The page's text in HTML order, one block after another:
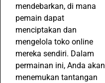
mendebarkan, di mana
pemain dapat
menciptakan dan
mengelola toko online
mereka sendiri. Dalam
permainan ini, Anda akan
menemukan tantangan